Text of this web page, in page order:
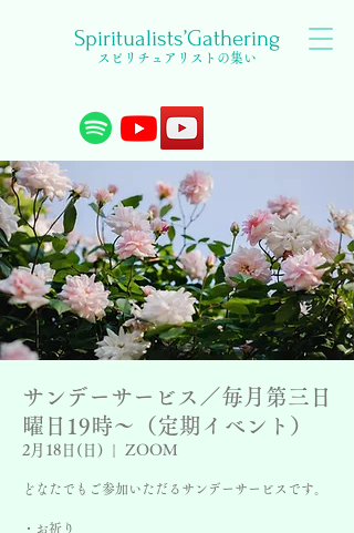
Spiritualists’Gathering
スピリチュアリストの集い
サンデーサービス／毎月第三日
曜日19時〜（定期イベント）
2月18日(日) ZOOM
どなたでもご参加いただるサンデーサービスです。
・お祈り